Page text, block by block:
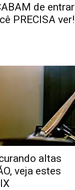
de entrar
PRECISA ver!
altas
veja estes